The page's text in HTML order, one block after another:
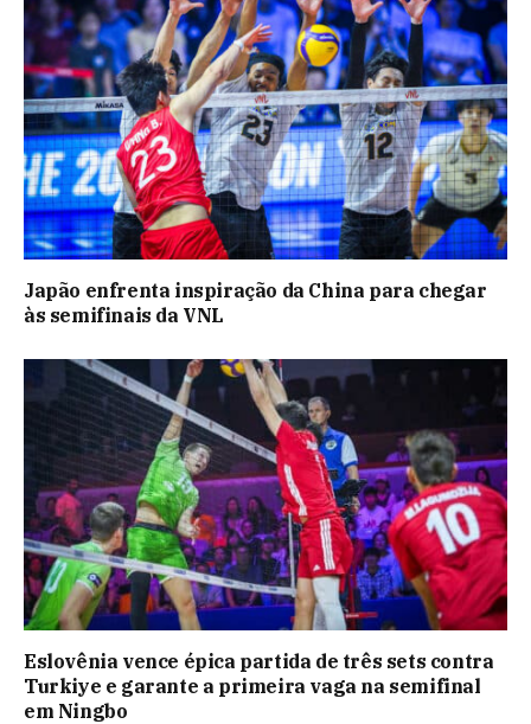
Japão enfrenta inspiração da China para chegar
às semifinais da VNL
Eslovênia vence épica partida de três sets contra
Turkiye e garante a primeira vaga na semifinal
em Ningbo